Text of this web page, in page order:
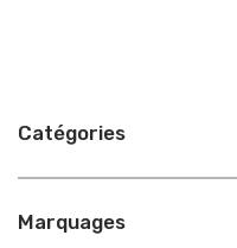
Catégories
Marquages